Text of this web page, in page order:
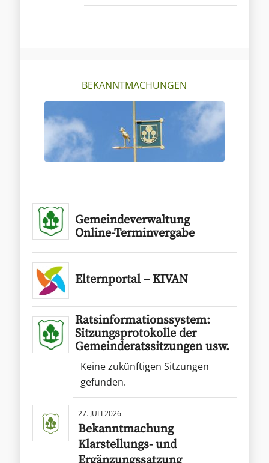
BEKANNTMACHUNGEN
Gemeindeverwaltung
Online-Terminvergabe
Elternportal – KIVAN
Ratsinformationssystem:
Sitzungsprotokolle der
Gemeinderatssitzungen usw.
Keine zukünftigen Sitzungen
gefunden.
27. JULI 2026
Bekanntmachung
Klarstellungs- und